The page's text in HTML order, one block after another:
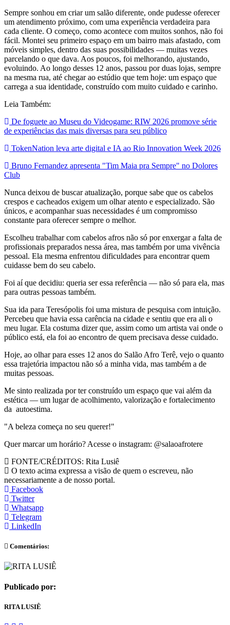
Sempre sonhou em criar um salão diferente, onde pudesse oferecer
um atendimento próximo, com uma experiência verdadeira para
cada cliente. O começo, como acontece com muitos sonhos, não foi
fácil. Montei seu primeiro espaço em um bairro mais afastado, com
móveis simples, dentro das suas possibilidades — muitas vezes
parcelando o que dava. Aos poucos, foi melhorando, ajustando,
evoluindo. Ao longo desses 12 anos, passou por duas lojas, sempre
na mesma rua, até chegar ao estúdio que tem hoje: um espaço que
carrega a sua identidade, construído com muito cuidado e carinho.
Leia Também:
De foguete ao Museu do Videogame: RIW 2026 promove série
de experiências das mais diversas para seu público
TokenNation leva arte digital e IA ao Rio Innovation Week 2026
Bruno Fernandez apresenta "Tim Maia pra Sempre" no Dolores
Club
Nunca deixou de buscar atualização, porque sabe que os cabelos
crespos e cacheados exigem um olhar atento e especializado. São
únicos, e acompanhar suas necessidades é um compromisso
constante para oferecer sempre o melhor.
Escolheu trabalhar com cabelos afros não só por enxergar a falta de
profissionais preparados nessa área, mas também por uma vivência
pessoal. Ela mesma enfrentou dificuldades para encontrar quem
cuidasse bem do seu cabelo.
Foi aí que decidiu: queria ser essa referência — não só para ela, mas
para outras pessoas também.
Sua ida para Teresópolis foi uma mistura de pesquisa com intuição.
Percebeu que havia essa carência na cidade e sentiu que era ali o
meu lugar. Ela costuma dizer que, assim como um artista vai onde o
público está, ela foi ao encontro de quem precisava desse cuidado.
Hoje, ao olhar para esses 12 anos do Salão Afro Terê, vejo o quanto
essa trajetória impactou não só a minha vida, mas também a de
muitas pessoas.
Me sinto realizada por ter construído um espaço que vai além da
estética — um lugar de acolhimento, valorização e fortalecimento
da autoestima.
"A beleza começa no seu querer!"
Quer marcar um horário? Acesse o instagram: @salaoafrotere
FONTE/CRÉDITOS: Rita Lusiê
O texto acima expressa a visão de quem o escreveu, não
necessariamente a de nosso portal.
Facebook
Twitter
Whatsapp
Telegram
LinkedIn
Comentários:
Publicado por:
RITA LUSIÊ